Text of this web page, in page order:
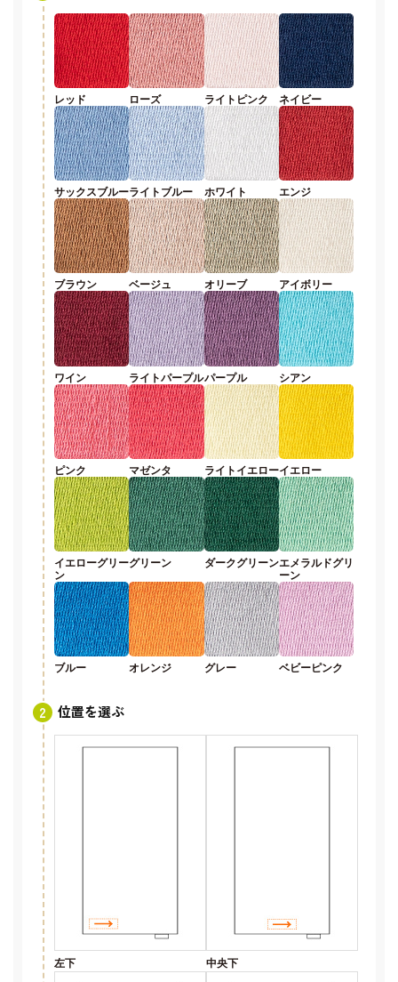
レッド ローズ ライトピンク ネイビー
サックスブルーライトブルー ホワイト エンジ
ブラウン ベージュ オリーブ アイボリー
ワイン ライトパープルパープル シアン
ピンク マゼンタ ライトイエローイエロー
イエローグリー
ン
グリーン ダークグリーンエメラルドグリ
ーン
ブルー オレンジ グレー ベビーピンク
位置を選ぶ
左下 中央下